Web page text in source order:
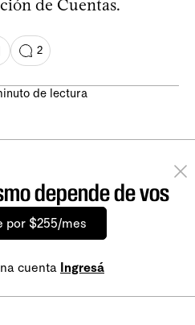
de Cuentas.
2
de lectura
depende de vos
por $255/mes
cuenta Ingresá